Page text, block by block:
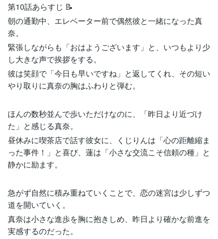
第10話あらすじ 📝
朝の通勤中、エレベーター前で偶然彼と一緒になった真
奈。
緊張しながらも「おはようございます」と、いつもより少
し大きな声で挨拶をする。
彼は笑顔で「今日も早いですね」と返してくれ、その短い
やり取りに真奈の胸はふわりと弾む。
ほんの数秒並んで歩いただけなのに、「昨日より近づけ
た」と感じる真奈。
昼休みに喫茶店で話す彼女に、くじりんは「心の距離縮ま
った事件！」と喜び、蓮は「小さな交流こそ信頼の種」と
静かに励ます。
急がず自然に積み重ねていくことで、恋の迷宮は少しずつ
道を開いていく。
真奈は小さな進歩を胸に抱きしめ、昨日より確かな前進を
実感するのだった。